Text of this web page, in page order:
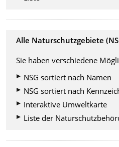
Alle Naturschutzgebiete
Sie haben verschiedene
NSG sortiert nach Namen
NSG sortiert nach
Interaktive Umweltkarte
Liste der